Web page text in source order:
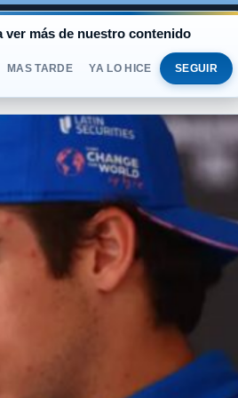
BLUE$1.525OFICIAL$1.520 SÁBADO
ver más de nuestro contenido
MAS TARDE YA LO HICE SEGUIR